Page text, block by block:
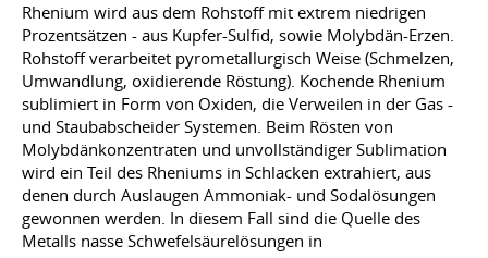
Rhenium wird aus dem Rohstoff mit extrem niedrigen
Prozentsätzen - aus Kupfer-Sulfid, sowie Molybdän-Erzen.
Rohstoff verarbeitet pyrometallurgisch Weise (Schmelzen,
Umwandlung, oxidierende Röstung). Kochende Rhenium
sublimiert in Form von Oxiden, die Verweilen in der Gas -
und Staubabscheider Systemen. Beim Rösten von
Molybdänkonzentraten und unvollständiger Sublimation
wird ein Teil des Rheniums in Schlacken extrahiert, aus
denen durch Auslaugen Ammoniak- und Sodalösungen
gewonnen werden. In diesem Fall sind die Quelle des
Metalls nasse Schwefelsäurelösungen in